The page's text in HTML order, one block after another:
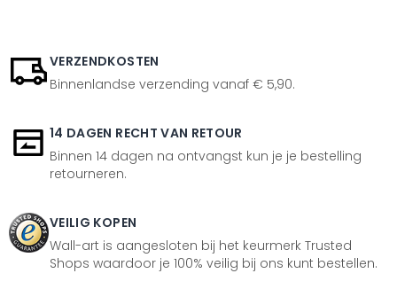
VERZENDKOSTEN
Binnenlandse verzending vanaf € 5,90.
14 DAGEN RECHT VAN RETOUR
Binnen 14 dagen na ontvangst kun je je bestelling
retourneren.
VEILIG KOPEN
Wall-art is aangesloten bij het keurmerk Trusted
Shops waardoor je 100% veilig bij ons kunt bestellen.